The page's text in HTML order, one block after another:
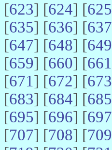
[623] [624] [625
[635] [636] [637
[647] [648] [649
[659] [660] [661
[671] [672] [673
[683] [684] [685
[695] [696] [697
[707] [708] [709